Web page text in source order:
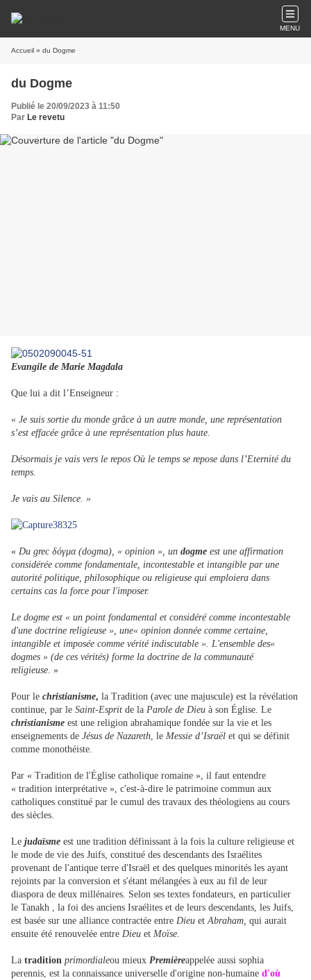
MENU
Accueil » du Dogme
du Dogme
Publié le 20/09/2023 à 11:50
Par Le revetu
Evangile de Marie Magdala
Que lui a dit l’Enseigneur :
« Je suis sortie du monde grâce à un autre monde, une représentation
s’est effacée grâce à une représentation plus haute.
Désormais je vais vers le repos Où le temps se repose dans l’Eternité du
temps.
Je vais au Silence. »
« Du grec δόγμα (dogma), « opinion », un dogme est une affirmation
considérée comme fondamentale, incontestable et intangible par une
autorité politique, philosophique ou religieuse qui emploiera dans
certains cas la force pour l'imposer.
Le dogme est « un point fondamental et considéré comme incontestable
d'une doctrine religieuse », une« opinion donnée comme certaine,
intangible et imposée comme vérité indiscutable ». L'ensemble des«
dogmes » (de ces vérités) forme la doctrine de la communauté
religieuse. »
Pour le christianisme, la Tradition (avec une majuscule) est la révélation
continue, par le Saint-Esprit de la Parole de Dieu à son Église. Le
christianisme est une religion abrahamique fondée sur la vie et les
enseignements de Jésus de Nazareth, le Messie d’Israël et qui se définit
comme monothéiste.
Par « Tradition de l'Église catholique romaine », il faut entendre
« tradition interprétative », c'est-à-dire le patrimoine commun aux
catholiques constitué par le cumul des travaux des théologiens au cours
des siècles.
Le judaïsme est une tradition définissant à la fois la culture religieuse et
le mode de vie des Juifs, constitué des descendants des Israélites
provenant de l'antique terre d'Israël et des quelques minorités les ayant
rejoints par la conversion et s'étant mélangées à eux au fil de leur
diaspora de deux millénaires. Selon ses textes fondateurs, en particulier
le Tanakh , la foi des anciens Israélites et de leurs descendants, les Juifs,
est basée sur une alliance contractée entre Dieu etAbraham, qui aurait
ensuite été renouvelée entre Dieu et Moïse.
La tradition primordialeou mieux Premièreappelée aussi sophia
perennis, est la connaissance universelle d'origine non-humaine d'où